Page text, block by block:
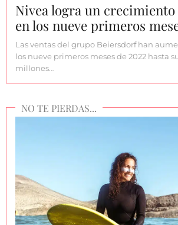
Nivea logra un crecimiento
en los nueve primeros
Las ventas del grupo Beiersdorf han
los nueve primeros meses de 2022 hasta
millones…